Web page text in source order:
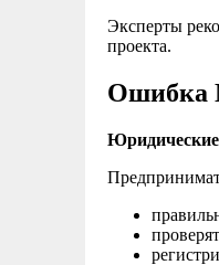
Эксперты
проекта.
Ошибка